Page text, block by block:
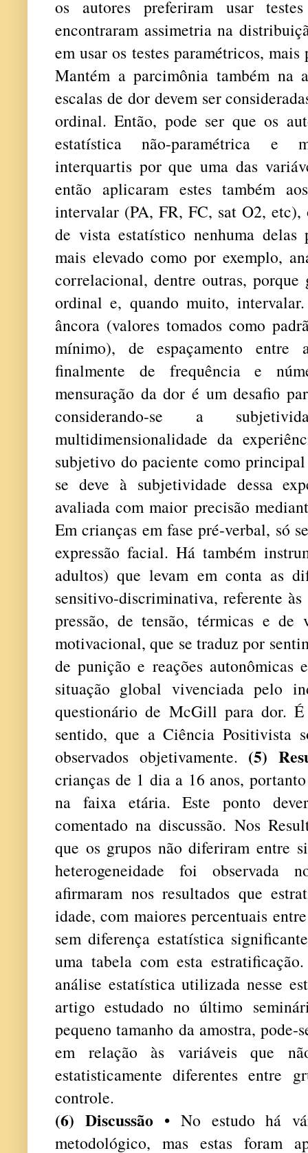
os autores preferiram usar
encontraram assimetria na
em usar os testes paramétricos,
Mantém a parcimônia também na
escalas de dor devem ser
ordinal. Então, pode ser que os
estatística não-paramétrica e
interquartis por que uma das
então aplicaram estes também
intervalar (PA, FR, FC, sat O2,
de vista estatístico nenhuma delas
mais elevado como por exemplo,
correlacional, dentre outras, porque
ordinal e, quando muito,
âncora (valores tomados como
mínimo), de espaçamento
finalmente de frequência e
mensuração da dor é um desafio
considerando-se a
multidimensionalidade da
subjetivo do paciente como
se deve à subjetividade dessa
avaliada com maior precisão
Em crianças em fase pré-verbal, só
expressão facial. Há também
adultos) que levam em conta as
sensitivo-discriminativa, referente
pressão, de tensão, térmicas e
motivacional, que se traduz por
de punição e reações autonômicas
situação global vivenciada pelo
questionário de McGill para dor. É
sentido, que a Ciência Positivista
observados objetivamente. (5)
crianças de 1 dia a 16 anos,
na faixa etária. Este ponto
comentado na discussão. Nos
que os grupos não diferiram entre
heterogeneidade foi observada
afirmaram nos resultados que
idade, com maiores percentuais
sem diferença estatística
uma tabela com esta
análise estatística utilizada nesse
artigo estudado no último
pequeno tamanho da amostra,
em relação às variáveis que
estatisticamente diferentes entre
controle.
(6) Discussão • No estudo há
metodológico, mas estas foram